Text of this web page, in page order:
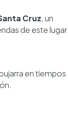
Cruz, un
de este lugar
en tiempos